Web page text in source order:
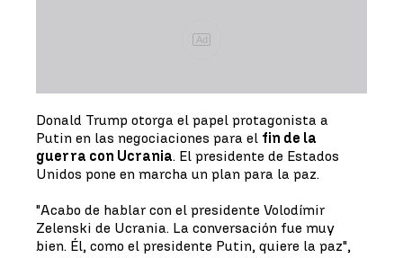
Ad
Donald Trump otorga el papel protagonista a
Putin en las negociaciones para el fin de la
guerra con Ucrania. El presidente de Estados
Unidos pone en marcha un plan para la paz.
"Acabo de hablar con el presidente Volodímir
Zelenski de Ucrania. La conversación fue muy
bien. Él, como el presidente Putin, quiere la paz",